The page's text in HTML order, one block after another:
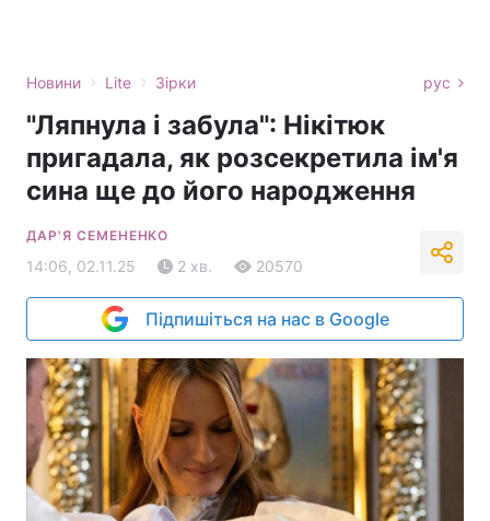
Новини › Lite › Зірки рус
"Ляпнула і забула": Нікітюк
пригадала, як розсекретила ім'я
сина ще до його народження
ДАР'Я СЕМЕНЕНКО
14:06, 02.11.25 2 хв. 20570
Підпишіться на нас в Google